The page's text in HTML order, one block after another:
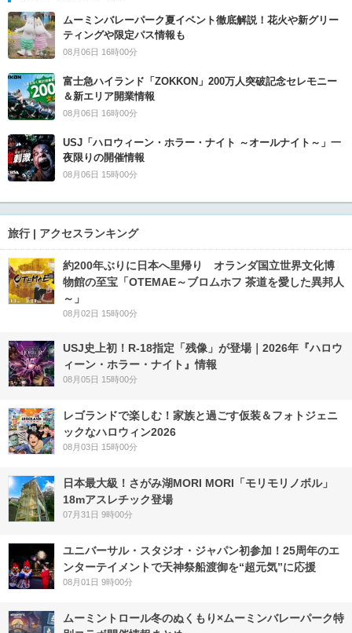
ムーミンバレーパーク夏イベント徹底解説！花火や新グリー
ティングや限定パス情報も
08月06日 16時00分
富士急ハイランド「ZOKKON」200万人突破記念セレモニー
＆新エリア開業情報
08月06日 16時00分
USJ「ハロウィーン・ホラー・ナイト ～オールナイト～」一
夜限りの開催情報
08月06日 15時00分
旅行 | アクセスランキング
約200年ぶりに日本へ里帰り オランダ国立世界文化博
物館の至宝「OTEMAE～ブロムホフ 茶道を愛した異邦人
～」
08月02日 15時00分
USJ史上初！R-18指定「残像」が登場｜2026年『ハロウ
ィーン・ホラー・ナイト』情報
08月05日 15時00分
レゴランドで楽しむ！家族と過ごす仮装＆フォトジェニ
ックなハロウィン2026
08月03日 15時00分
日本最大級！さがみ湖MORI MORI「モリモリノボル」
18mアスレチック登場
07月31日 9時00分
ユニバーサル・スタジオ・ジャパン初参加！25周年のエ
ンターテイメントで天神祭船渡御を“超元気”に応援
08月01日 9時00分
ムーミントロール冬のぬくもり×ムーミンバレーパーク特